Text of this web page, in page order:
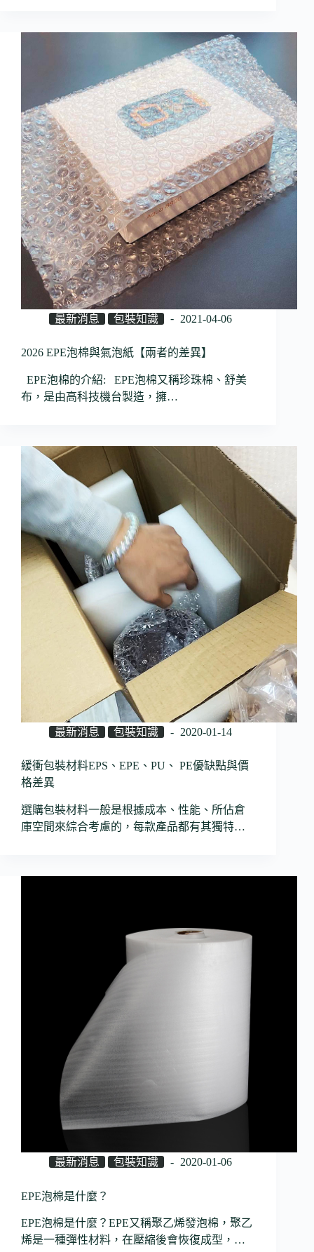
最新消息 包裝知識 2021-04-06
2026 EPE泡棉與氣泡紙【兩者的差異】
EPE泡棉的介紹: EPE泡棉又稱珍珠棉、舒美
布，是由高科技機台製造，擁…
最新消息 包裝知識 2020-01-14
緩衝包裝材料EPS、EPE、PU、 PE優缺點與價
格差異
選購包裝材料一般是根據成本、性能、所佔倉
庫空間來綜合考慮的，每款產品都有其獨特…
最新消息 包裝知識 2020-01-06
EPE泡棉是什麼？
EPE泡棉是什麼？EPE又稱聚乙烯發泡棉，聚乙
烯是一種彈性材料，在壓縮後會恢復成型，…